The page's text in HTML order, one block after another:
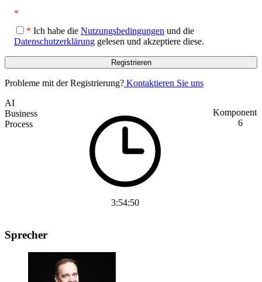
*
* Ich habe die Nutzungsbedingungen und die
Datenschutzerklärung gelesen und akzeptiere diese.
Probleme mit der Registrierung? Kontaktieren Sie uns
AI
Business
Process
3:54:50
6
Sprecher